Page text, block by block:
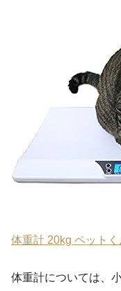
体重計 20kg ペットく
体重計については、